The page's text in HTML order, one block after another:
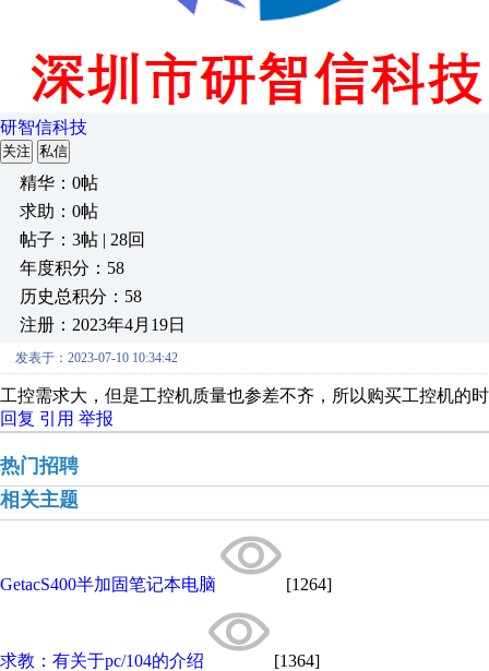
研智信科技
关注 私信
精华：0帖
求助：0帖
帖子：3帖 | 28回
年度积分：58
历史总积分：58
注册：2023年4月19日
发表于：2023-07-10 10:34:42
工控需求大，但是工控机质量也参差不齐，所以购买工控机的
回复 引用 举报
热门招聘
相关主题
GetacS400半加固笔记本电脑 [1264]
求教：有关于pc/104的介绍 [1364]